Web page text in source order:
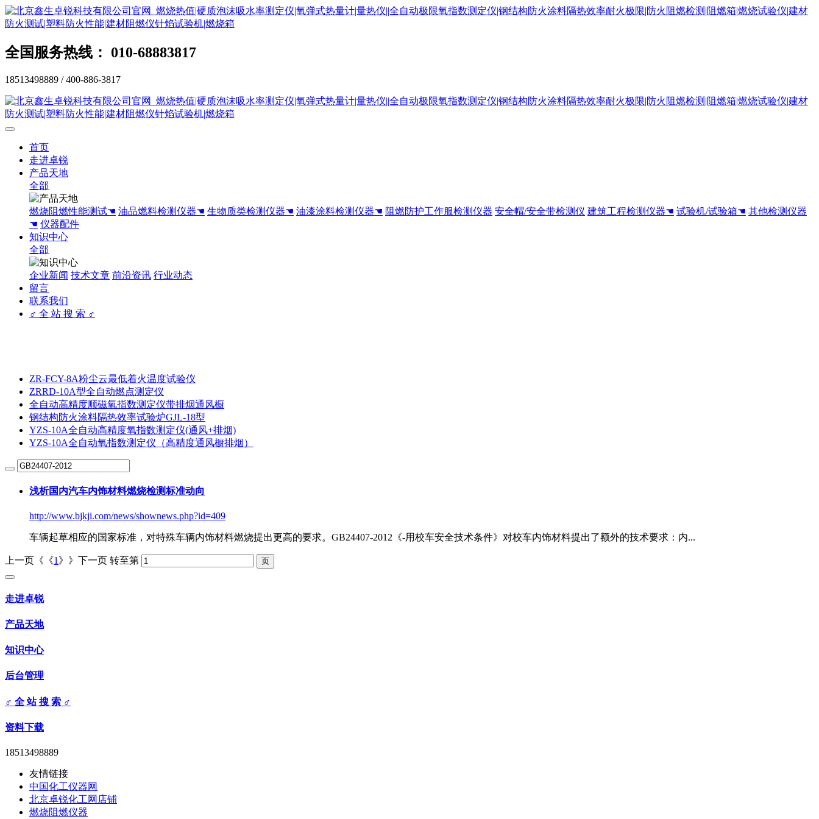
全国服务热线： 010-68883817
18513498889 / 400-886-3817
首页
走进卓锐
产品天地
全部
燃烧阻燃性能测试☚ 油品燃料检测仪器☚ 生物质类检测仪器☚ 油漆涂料检测仪器☚ 阻燃防护工作服检测仪器 安全帽/安全带检测仪 建筑工程检测仪器☚ 试验机/试验箱☚ 其他检测仪器
☚ 仪器配件
知识中心
全部
企业新闻 技术文章 前沿资讯 行业动态
留言
联系我们
♂ 全 站 搜 索 ♂
ZR-FCY-8A粉尘云最低着火温度试验仪
ZRRD-10A型全自动燃点测定仪
全自动高精度顺磁氧指数测定仪带排烟通风橱
钢结构防火涂料隔热效率试验炉GJL-18型
YZS-10A全自动高精度氧指数测定仪(通风+排烟)
YZS-10A全自动氧指数测定仪（高精度通风橱排烟）
浅析国内汽车内饰材料燃烧检测标准动向
http://www.bjkji.com/news/shownews.php?id=409
车辆起草相应的国家标准，对特殊车辆内饰材料燃烧提出更高的要求。 GB24407-2012 《-用校车安全技术条件》对校车内饰材料提出了额外的技术要求：内...
上一页《《1 》》下一页 转至第
走进卓锐
产品天地
知识中心
后台管理
♂ 全 站 搜 索 ♂
资料下载
18513498889
友情链接
中国化工仪器网
北京卓锐化工网店铺
燃烧阻燃仪器